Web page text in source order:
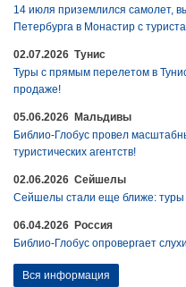
14 июля приземлился самолет,
Петербурга в Монастир с
02.07.2026 Тунис
Туры с прямым перелетом в
продаже!
05.06.2026 Мальдивы
Библио-Глобус провел
туристических агентств!
02.06.2026 Сейшелы
Сейшелы стали еще ближе:
06.04.2026 Россия
Библио-Глобус опровергает
Вся информация